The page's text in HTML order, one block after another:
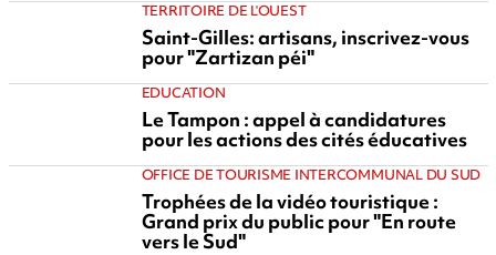
TERRITOIRE DE L'OUEST
Saint-Gilles: artisans, inscrivez-vous
pour "Zartizan péi"
EDUCATION
Le Tampon : appel à candidatures
pour les actions des cités éducatives
OFFICE DE TOURISME INTERCOMMUNAL DU SUD
Trophées de la vidéo touristique :
Grand prix du public pour "En route
vers le Sud"